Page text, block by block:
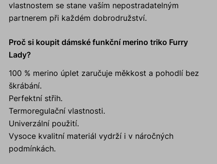
vlastnostem se stane vaším nepostradatelným
partnerem při každém dobrodružství.
Proč si koupit dámské funkční merino triko Furry
Lady?
100 % merino úplet zaručuje měkkost a pohodlí bez
škrábání.
Perfektní střih.
Termoregulační vlastnosti.
Univerzální použití.
Vysoce kvalitní materiál vydrží i v náročných
podmínkách.